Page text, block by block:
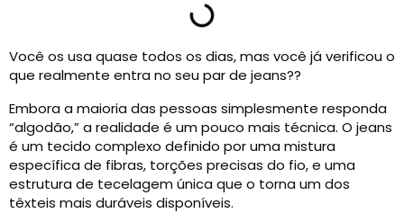
Você os usa quase todos os dias, mas você já verificou o
que realmente entra no seu par de jeans??
Embora a maioria das pessoas simplesmente responda
“algodão,” a realidade é um pouco mais técnica. O jeans
é um tecido complexo definido por uma mistura
específica de fibras, torções precisas do fio, e uma
estrutura de tecelagem única que o torna um dos
têxteis mais duráveis ​​disponíveis.